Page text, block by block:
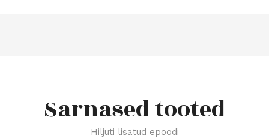
Sarnased tooted
Hiljuti lisatud epoodi